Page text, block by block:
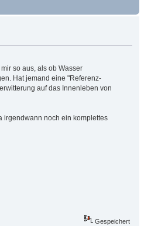
so aus, als ob Wasser
Hat jemand eine "Referenz-
auf das Innenleben von
irgendwann noch ein komplettes
Gespeichert